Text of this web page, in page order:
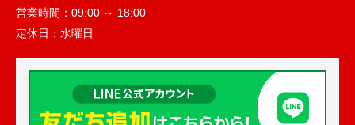
営業時間： 09:00 ～ 18:00
定休日： 水曜日